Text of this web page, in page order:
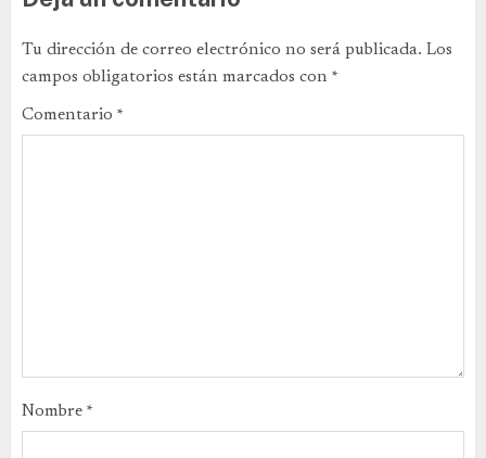
Tu dirección de correo electrónico no será publicada. Los
campos obligatorios están marcados con *
Comentario *
Nombre *